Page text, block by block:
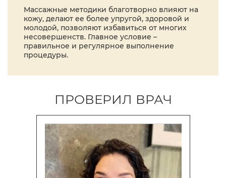
Массажные методики благотворно влияют на
кожу, делают ее более упругой, здоровой и
молодой, позволяют избавиться от многих
несовершенств. Главное условие –
правильное и регулярное выполнение
процедуры.
ПРОВЕРИЛ ВРАЧ